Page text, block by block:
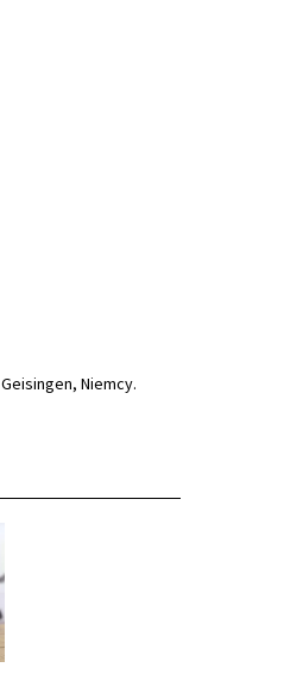
Niemcy.